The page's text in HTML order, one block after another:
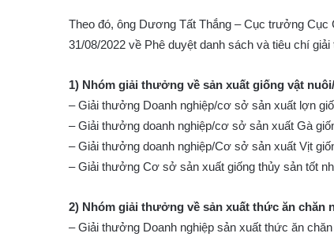
Theo đó, ông Dương Tất Thắng – Cục trưởng
31/08/2022 về Phê duyệt danh sách và tiêu chí
1) Nhóm giải thưởng về sản xuất giống vật
– Giải thưởng Doanh nghiệp/cơ sở sản xuất lợn
– Giải thưởng doanh nghiệp/cơ sở sản xuất Gà
– Giải thưởng doanh nghiệp/Cơ sở sản xuất Vịt
– Giải thưởng Cơ sở sản xuất giống thủy sản tốt
2) Nhóm giải thưởng về sản xuất thức ăn chăn
– Giải thưởng Doanh nghiệp sản xuất thức ăn